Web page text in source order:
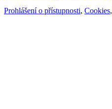
Prohlášení o přístupnosti, Cookies,